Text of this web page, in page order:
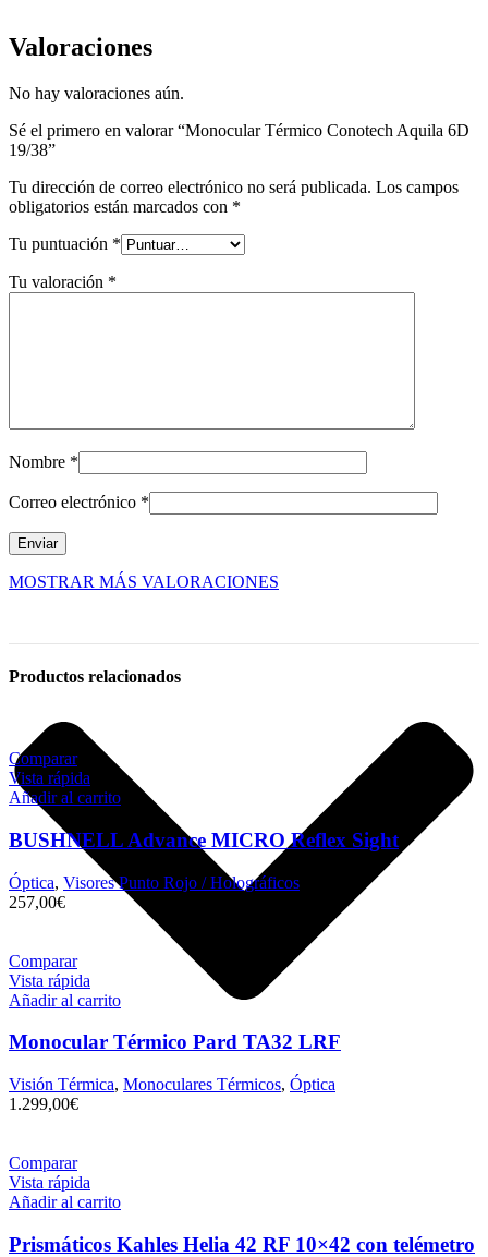
Valoraciones
No hay valoraciones aún.
Sé el primero en valorar “Monocular Térmico Conotech Aquila 6D
19/38”
Tu dirección de correo electrónico no será publicada. Los campos
obligatorios están marcados con *
Tu puntuación *
Tu valoración *
Nombre *
Correo electrónico *
MOSTRAR MÁS VALORACIONES
Productos relacionados
Comparar
Vista rápida
Añadir al carrito
BUSHNELL Advance MICRO Reflex Sight
Óptica, Visores Punto Rojo / Holográficos
257,00€
Comparar
Vista rápida
Añadir al carrito
Monocular Térmico Pard TA32 LRF
Visión Térmica, Monoculares Térmicos, Óptica
1.299,00€
Comparar
Vista rápida
Añadir al carrito
Prismáticos Kahles Helia 42 RF 10×42 con telémetro